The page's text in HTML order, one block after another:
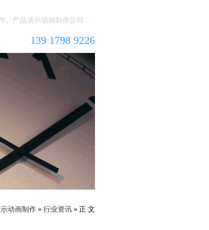
、产品演示动画制作公司...
139 1798 9226
动画制作 » 行业资讯 » 正 文